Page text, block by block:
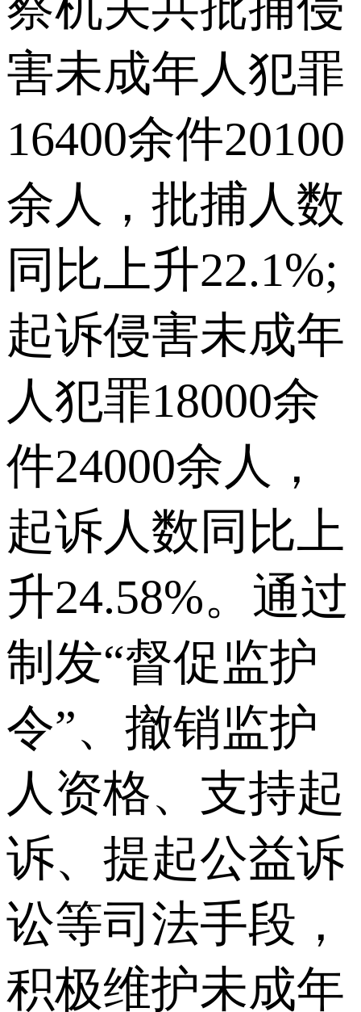
害未成年人犯罪
16400余件20100
余人，批捕人数
同比上升22.1%;
起诉侵害未成年
人犯罪18000余
件24000余人，
起诉人数同比上
升24.58%。通过
制发“督促监护
令”、撤销监护
人资格、支持起
诉、提起公益诉
讼等司法手段，
积极维护未成年